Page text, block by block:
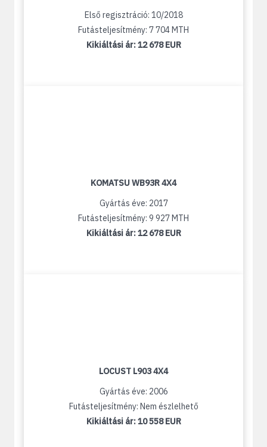
Első regisztráció: 10/2018
Futásteljesítmény: 7 704 MTH
Kikiáltási ár:12 678 EUR
KOMATSU WB93R 4X4
Gyártás éve: 2017
Futásteljesítmény: 9 927 MTH
Kikiáltási ár:12 678 EUR
LOCUST L903 4X4
Gyártás éve: 2006
Futásteljesítmény: Nem észlelhető
Kikiáltási ár:10 558 EUR